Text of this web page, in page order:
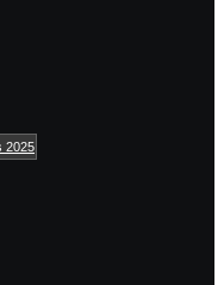
2025